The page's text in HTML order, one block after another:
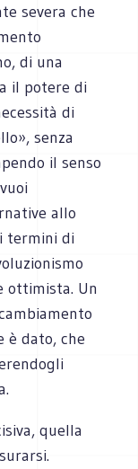
severa che
di una
il potere di
di
senza
il senso
allo
termini di
ottimista. Un
è dato, che
quella